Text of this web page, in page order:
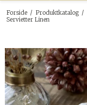
Forside / Produktkatalog /
Servietter Linen